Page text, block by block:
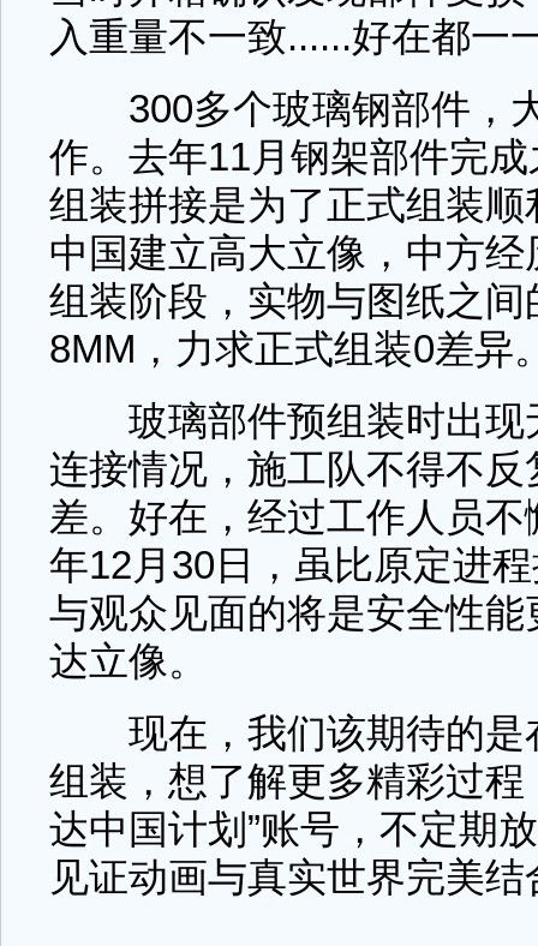
入重量不一致......好在都一
300多个玻璃钢部件，
作。去年11月钢架部件完
组装拼接是为了正式组装
中国建立高大立像，中方
组装阶段，实物与图纸之
8MM，力求正式组装0差异
玻璃部件预组装时出现
连接情况，施工队不得不
差。好在，经过工作人员
年12月30日，虽比原定进
与观众见面的将是安全性
达立像。
现在，我们该期待的是
组装，想了解更多精彩过程
达中国计划”账号，不定期
见证动画与真实世界完美